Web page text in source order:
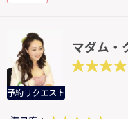
予約リクエスト
マダム・